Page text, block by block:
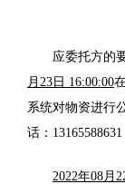
应委托方的
月23日 16:00:00
系统对物资进行
话： 13165588631
2022年08月